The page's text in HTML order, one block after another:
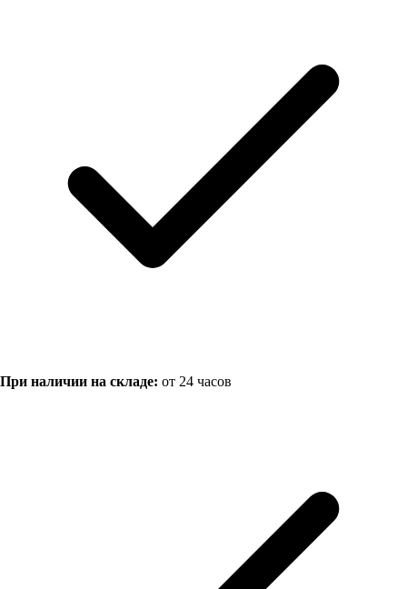
При наличии на складе: от 24 часов